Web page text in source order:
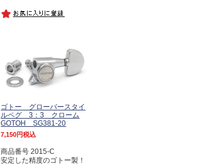
ゴトー グローバースタイ
ルペグ 3：3 クローム
GOTOH SG381-20
7,150 税込
商品番号 2015-C
安定した精度のゴトー製！